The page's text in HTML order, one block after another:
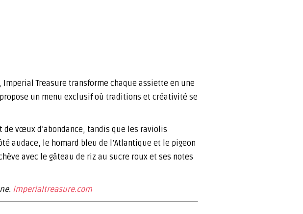
Treasure transforme chaque assiette en une
un menu exclusif où traditions et créativité se
vœux d’abondance, tandis que les raviolis
audace, le homard bleu de l’Atlantique et le pigeon
avec le gâteau de riz au sucre roux et ses notes
imperialtreasure.com